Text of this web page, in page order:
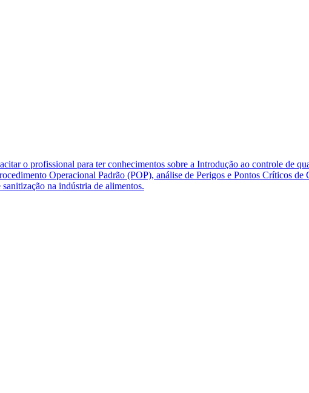
o profissional para ter conhecimentos sobre a Introdução ao controle de
Operacional Padrão (POP), análise de Perigos e Pontos Críticos
na indústria de alimentos.